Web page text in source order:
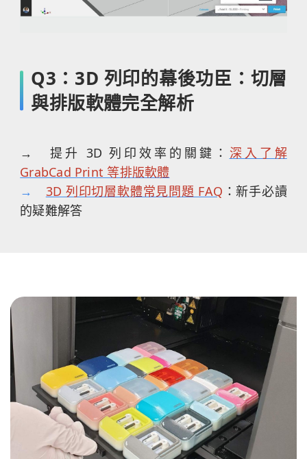
Q3：3D 列印的幕後功臣：切層
與排版軟體完全解析
→ 提升 3D 列印效率的關鍵： 深入了解
GrabCad Print 等排版軟體
→ 3D 列印切層軟體常見問題 FAQ ：新手必讀
的疑難解答